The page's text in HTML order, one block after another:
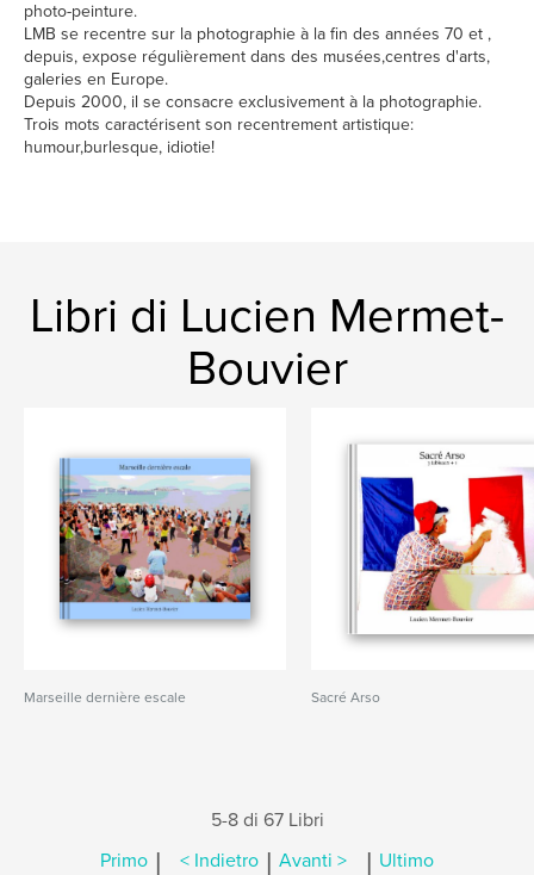
photo-peinture.
LMB se recentre sur la photographie à la fin des années 70 et ,
depuis, expose régulièrement dans des musées,centres d'arts,
galeries en Europe.
Depuis 2000, il se consacre exclusivement à la photographie.
Trois mots caractérisent son recentrement artistique:
humour,burlesque, idiotie!
Libri di Lucien Mermet-
Bouvier
Marseille dernière escale Sacré Arso
5-8 di 67 Libri
Primo | < Indietro | Avanti > | Ultimo